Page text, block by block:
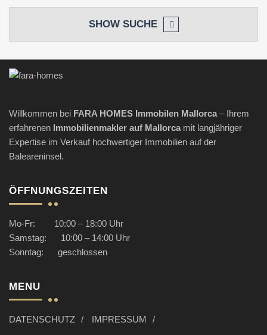
SHOW SUCHE
Willkommen bei FARA HOMES Immobilen Mallorca – Ihrem
erfahrenen Immobilienmakler auf Mallorca mit langjähriger
Expertise im Verkauf hochwertiger Immobilien auf der
Baleareninsel.
ÖFFNUNGSZEITEN
Mo-Fr: 10:00 – 18:00 Uhr
Samstag: 10:00 – 14:00 Uhr
Sonntag: geschlossen
MENU
DATENSCHUTZ IMPRESSUM